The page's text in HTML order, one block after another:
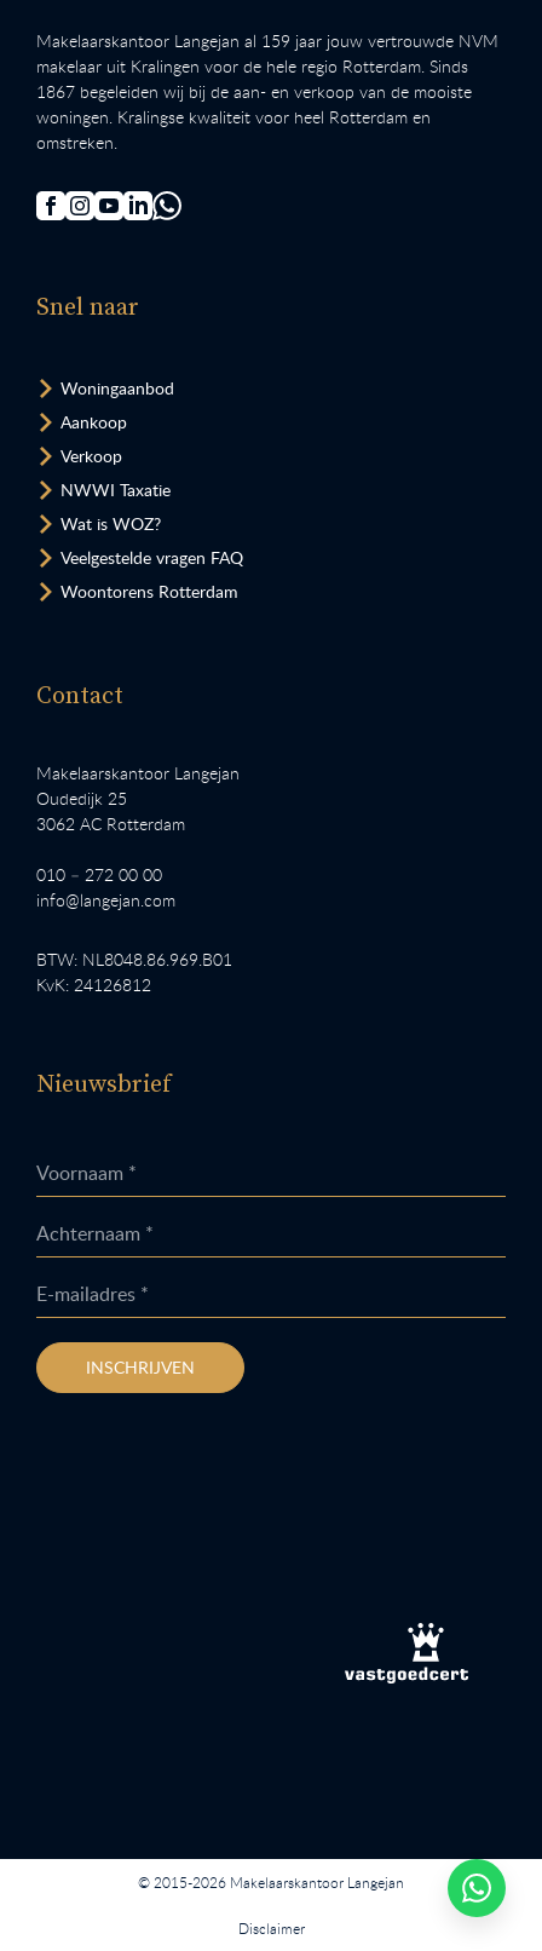
Makelaarskantoor Langejan al 159 jaar jouw vertrouwde NVM
makelaar uit Kralingen voor de hele regio Rotterdam. Sinds
1867 begeleiden wij bij de aan- en verkoop van de mooiste
woningen. Kralingse kwaliteit voor heel Rotterdam en
omstreken.
Snel naar
Woningaanbod
Aankoop
Verkoop
NWWI Taxatie
Wat is WOZ?
Veelgestelde vragen FAQ
Woontorens Rotterdam
Contact
Makelaarskantoor Langejan
Oudedijk 25
3062 AC Rotterdam
010 – 272 00 00
info@langejan.com
BTW: NL8048.86.969.B01
KvK: 24126812
Nieuwsbrief
Voornaam *
Achternaam *
E-mailadres *
INSCHRIJVEN
© 2015-2026 Makelaarskantoor Langejan
Disclaimer